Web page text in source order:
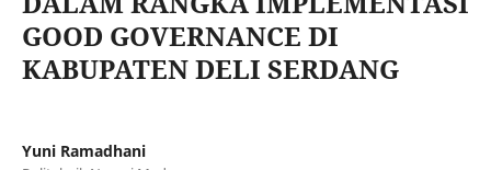
GOOD GOVERNANCE DI
KABUPATEN DELI SERDANG
Yuni Ramadhani